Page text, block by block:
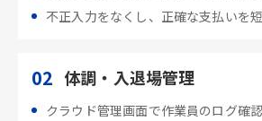
不正入力をなくし、正確な支払いを短
02 体調・入退場管理
クラウド管理画面で作業員のログ確認